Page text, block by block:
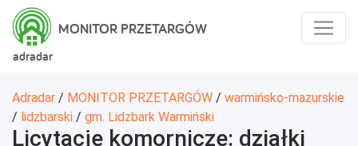
adradar
MONITOR PRZETARGÓW
Adradar / MONITOR PRZETARGÓW / warmińsko-mazurskie
/ lidzbarski / gm. Lidzbark Warmiński
Licytacje komornicze: działki